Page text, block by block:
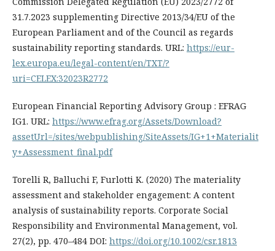
31.7.2023 supplementing Directive 2013/34/EU of the
European Parliament and of the Council as regards
sustainability reporting standards. URL: https://eur-
lex.europa.eu/legal-content/en/TXT/?
uri=CELEX:32023R2772
European Financial Reporting Advisory Group : EFRAG
IG1. URL: https://www.efrag.org/Assets/Download?
assetUrl=/sites/webpublishing/SiteAssets/IG+1+Materialit
y+Assessment_final.pdf
Torelli R, Balluchi F, Furlotti K. (2020) The materiality
assessment and stakeholder engagement: A content
analysis of sustainability reports. Corporate Social
Responsibility and Environmental Management, vol.
27(2), pp. 470–484 DOI: https://doi.org/10.1002/csr.1813